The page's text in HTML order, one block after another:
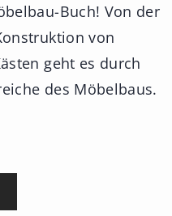
Buch! Von der
von
geht es durch
des Möbelbaus.